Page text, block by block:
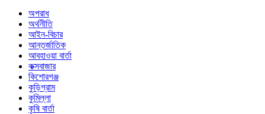
অপরাধ
অর্থনীতি
আইন-বিচার
আন্তর্জাতিক
আবহাওয়া বার্তা
কক্সবাজার
কিশোরগঞ্জ
কুড়িগ্রাম
কুমিল্লা
কৃষি বার্তা